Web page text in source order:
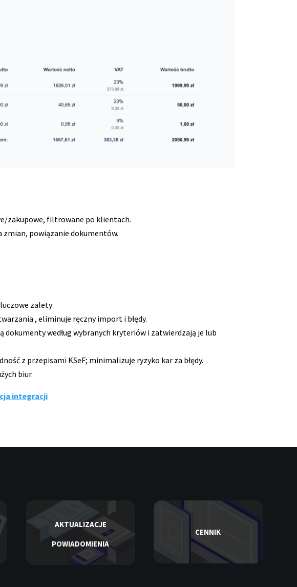
zakupowe, filtrowane po klientach.
zmian, powiązanie dokumentów.
zalety:
, eliminuje ręczny import i błędy.
według wybranych kryteriów i zatwierdzają je lub
z przepisami KSeF; minimalizuje ryzyko kar za błędy.
biur.
integracji
AKTUALIZACJE
POWIADOMIENIA
CENNIK